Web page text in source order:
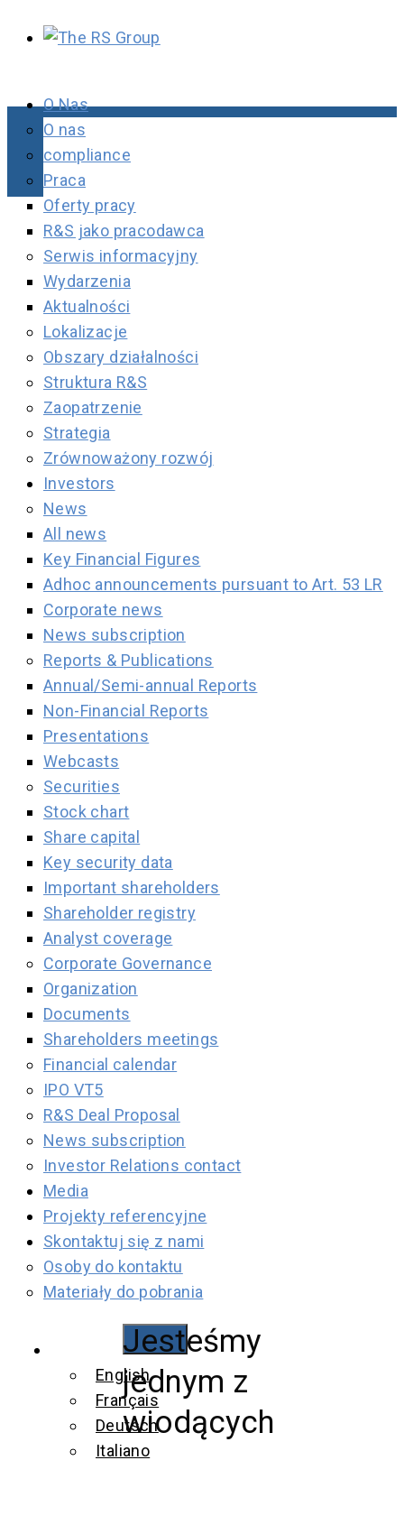
O Nas
O nas
compliance
Praca
Oferty pracy
R&S jako pracodawca
Serwis informacyjny
Wydarzenia
Aktualności
Lokalizacje
Obszary działalności
Struktura R&S
Zaopatrzenie
Strategia
Zrównoważony rozwój
Investors
News
All news
Key Financial Figures
Adhoc announcements pursuant to Art. 53 LR
Corporate news
News subscription
Reports & Publications
Annual/Semi-annual Reports
Non-Financial Reports
Presentations
Webcasts
Securities
Stock chart
Share capital
Key security data
Important shareholders
Shareholder registry
Analyst coverage
Corporate Governance
Organization
Documents
Shareholders meetings
Financial calendar
IPO VT5
R&S Deal Proposal
News subscription
Investor Relations contact
Media
Projekty referencyjne
Skontaktuj się z nami
Osoby do kontaktu
Materiały do pobrania
English
Français
Deutsch
Italiano
Jesteśmy
jednym z
wiodących